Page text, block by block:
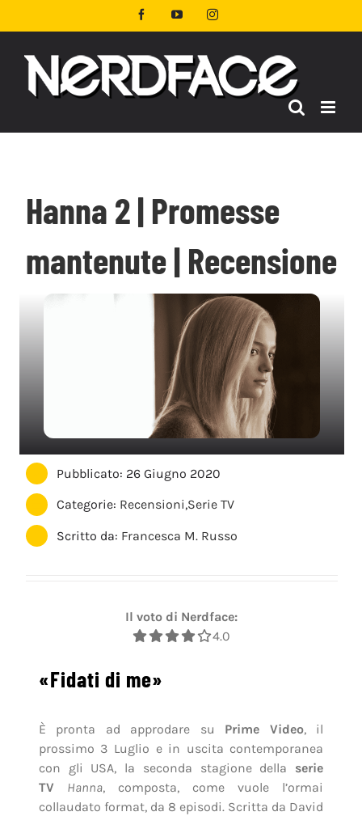
al
FacebookYouTubeInstagram
Hanna 2 | Promesse
mantenute | Recensione
Pubblicato: 26 Giugno 2020
Categorie: Recensioni,Serie TV
Scritto da: Francesca M. Russo
Il voto di Nerdface:
4.0
«Fidati di me»
È pronta ad approdare su Prime Video, il
prossimo 3 Luglio e in uscita contemporanea
con gli USA, la seconda stagione della serie
TV
Hanna, composta, come vuole l’ormai
collaudato format, da 8 episodi. Scritta da David